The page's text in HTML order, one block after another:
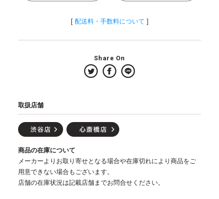
[ 配送料・手数料について ]
Share On
取扱店舗
商品の在庫について
メーカーよりお取り寄せとなる場合や在庫切れにより商品をご
用意できない場合もございます。
店舗の在庫状況は記載店舗までお問合せください。